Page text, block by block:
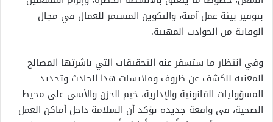
بتوفير بيئة عمل آمنة، والتكوين المستمر للعمال في مجال
الوقاية من الحوادث المهنية.
وفي انتظار ما ستسفر عنه التحقيقات التي باشرتها المصالح
المعنية للكشف عن ظروف وملابسات هذا الحادث وتحديد
المسؤوليات القانونية والإدارية، خيم الحزن والأسى على محيط
الضحية، في واقعة جديدة تؤكد أن السلامة داخل أماكن العمل